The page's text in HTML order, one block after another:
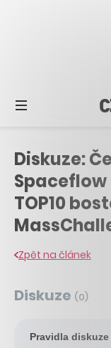
Diskuze:
TOP10
Zpět na článek
Diskuze (0)
Pravidla diskuze